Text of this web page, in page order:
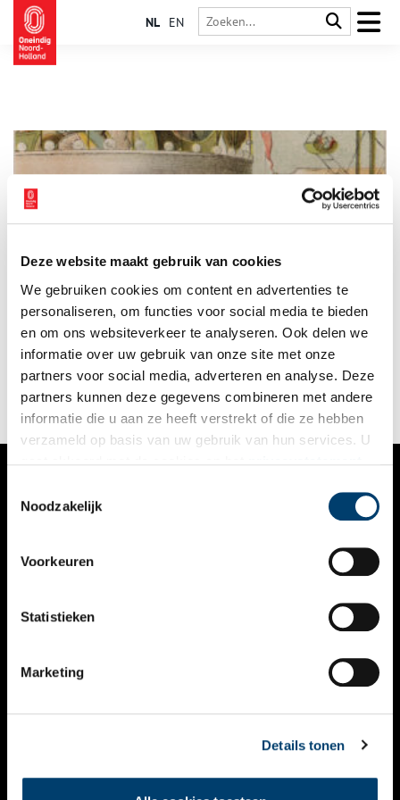
Deze website maakt gebruik van cookies
We gebruiken cookies om content en advertenties te
personaliseren, om functies voor social media te bieden
en om ons websiteverkeer te analyseren. Ook delen we
informatie over uw gebruik van onze site met onze
partners voor social media, adverteren en analyse. Deze
partners kunnen deze gegevens combineren met andere
informatie die u aan ze heeft verstrekt of die ze hebben
verzameld op basis van uw gebruik van hun services. U
Noodzakelijk
Voorkeuren
Statistieken
Marketing
Details tonen
NL EN
Toen in 1876 een verbod kwam op de jaarlijkse kermis,
ontstond er grote onrust in de Amsterdamse binnenstad. De
kermis in Amsterdam was destijds berucht vanwege de grote
vechtpartijen en losbandigheid van het publiek. De problemen
die met het jaarlijkse volksvermaak gepaard gingen, waren
voor het stadsbestuur een reden om de kermis af te schaffen.
Dit werkte echter juist ongeregeldheden in de hand.
VERHALEN
KALENDER
THEMA’S
VIDEO’S
CONTACT